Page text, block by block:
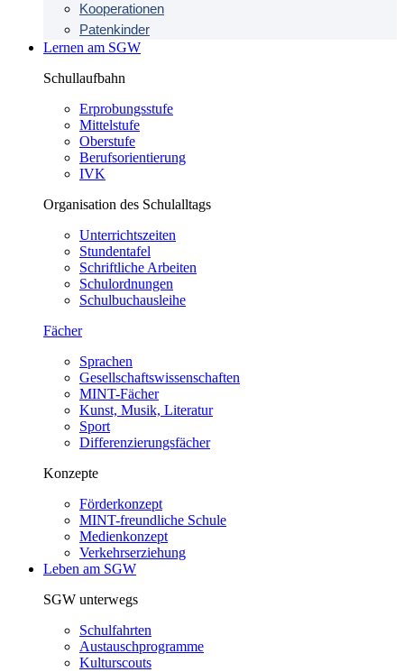
Kooperationen
Patenkinder
Lernen am SGW
Schullaufbahn
Erprobungsstufe
Mittelstufe
Oberstufe
Berufsorientierung
IVK
Organisation des Schulalltags
Unterrichtszeiten
Stundentafel
Schriftliche Arbeiten
Schulordnungen
Schulbuchausleihe
Fächer
Sprachen
Gesellschaftswissenschaften
MINT-Fächer
Kunst, Musik, Literatur
Sport
Differenzierungsfächer
Konzepte
Förderkonzept
MINT-freundliche Schule
Medienkonzept
Verkehrserziehung
Leben am SGW
SGW unterwegs
Schulfahrten
Austauschprogramme
Kulturscouts